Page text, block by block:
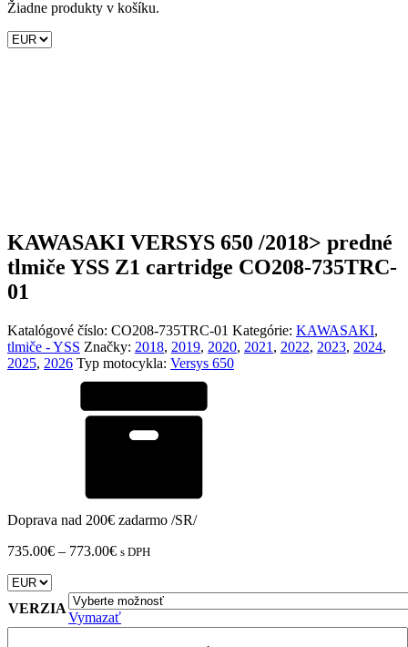
Žiadne produkty v košíku.
KAWASAKI VERSYS 650 /2018> predné
tlmiče YSS Z1 cartridge CO208-735TRC-
01
Katalógové číslo: CO208-735TRC-01 Kategórie: KAWASAKI,
tlmiče - YSS Značky: 2018, 2019, 2020, 2021 , 2022, 2023, 2024,
2025, 2026 Typ motocykla: Versys 650
Doprava nad 200€ zadarmo /SR/
735.00€ – 773.00€Price
through
773.00€
s DPH
VERZIA
Vymazať